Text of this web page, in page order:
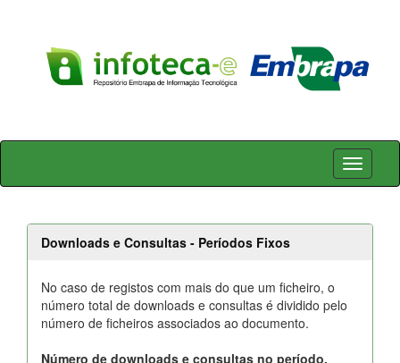
Skip
Downloads e Consultas - Períodos Fixos
No caso de registos com mais do que um ficheiro, o
número total de downloads e consultas é dividido pelo
número de ficheiros associados ao documento.
Número de downloads e consultas no período.